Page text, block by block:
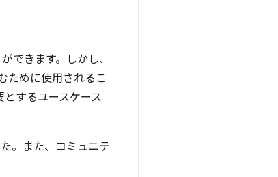
できます。しかし、
ために使用されるこ
とするユースケース
。また、コミュニテ